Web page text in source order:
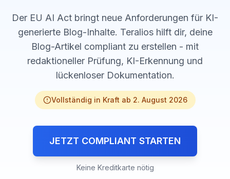
Der EU AI Act bringt neue Anforderungen für KI-
generierte Blog-Inhalte. Teralios hilft dir, deine
Blog-Artikel compliant zu erstellen - mit
redaktioneller Prüfung, KI-Erkennung und
lückenloser Dokumentation.
Vollständig in Kraft ab 2. August 2026
JETZT COMPLIANT STARTEN
Keine Kreditkarte nötig